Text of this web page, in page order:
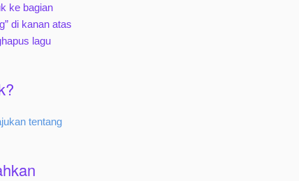
ke bagian
di kanan atas
lagu
tentang